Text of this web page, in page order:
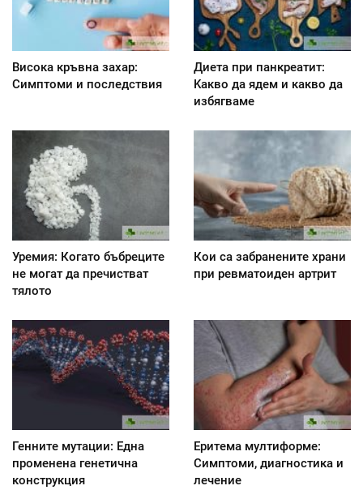
Висока кръвна захар:
Симптоми и последствия
Диета при панкреатит:
Kакво да ядем и какво да
избягваме
Уремия: Когато бъбреците
не могат да пречистват
тялото
Кои са забранените храни
при ревматоиден артрит
Генните мутации: Една
променена генетична
конструкция
Еритема мултиформе:
Симптоми, диагностика и
лечение